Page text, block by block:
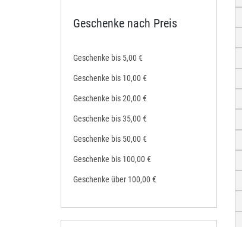
Geschenke nach Preis
Geschenke bis 5,00 €
Geschenke bis 10,00 €
Geschenke bis 20,00 €
Geschenke bis 35,00 €
Geschenke bis 50,00 €
Geschenke bis 100,00 €
Geschenke über 100,00 €